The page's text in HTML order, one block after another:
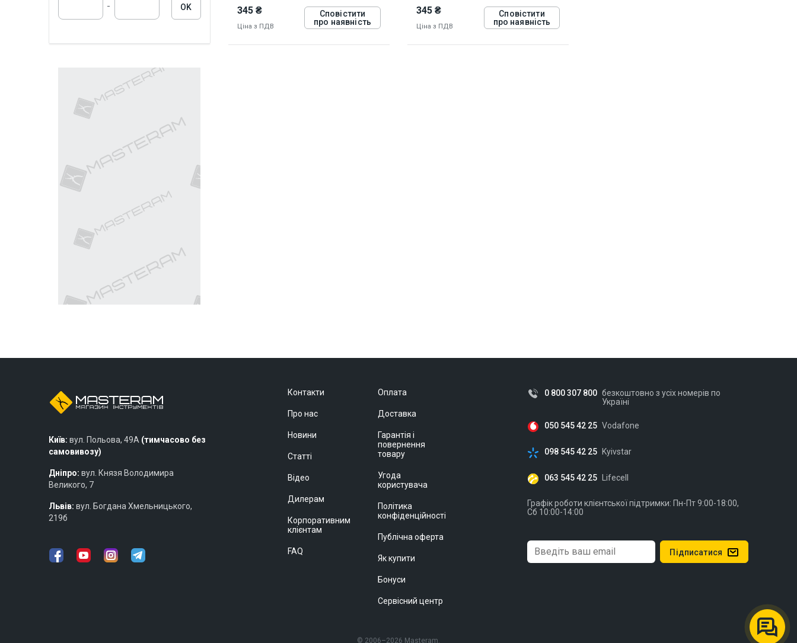
345 ₴
Ціна з ПДВ
Сповістити
про наявність
345 ₴
Ціна з ПДВ
Сповістити
про наявність
- OK
Київ: вул. Польова, 49А (тимчасово без
самовивозу)
Дніпро: вул. Князя Володимира
Великого, 7
Львів: вул. Богдана Хмельницького,
219б
Контакти
Про нас
Новини
Статті
Відео
Дилерам
Корпоративним
клієнтам
FAQ
Оплата
Доставка
Гарантія і
повернення
товару
Угода
користувача
Політика
конфіденційності
Публічна оферта
Як купити
Бонуси
Сервісний центр
0 800 307 800 безкоштовно з усіх номерів по
Україні
050 545 42 25 Vodafone
098 545 42 25 Kyivstar
063 545 42 25 Lifecell
Графік роботи клієнтської підтримки: Пн-Пт 9:00-18:00,
Сб 10:00-14:00
Підписатися
© 2006–2026 Masteram.